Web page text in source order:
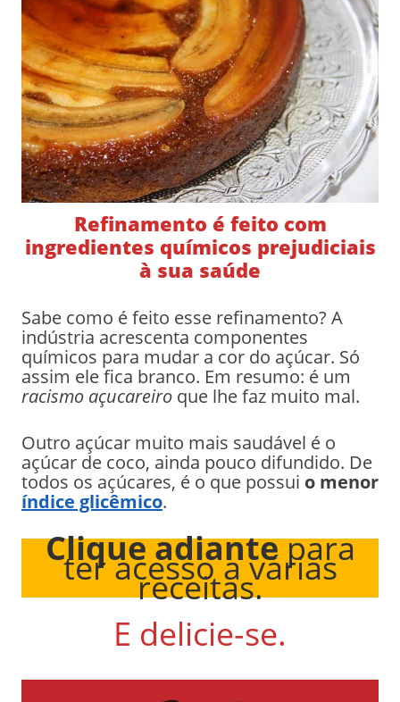
Refinamento é feito com
ingredientes químicos prejudiciais
à sua saúde
Sabe como é feito esse refinamento? A
indústria acrescenta componentes
químicos para mudar a cor do açúcar. Só
assim ele fica branco. Em resumo: é um
racismo açucareiroque lhe faz muito mal.
Outro açúcar muito mais saudável é o
açúcar de coco, ainda pouco difundido. De
todos os açúcares, é o que possui o menor
índice glicêmico.
Clique adiantepara
ter acesso a várias
receitas.
E delicie-se.